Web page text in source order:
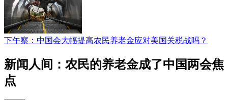
下午察：中国会大幅提高农民养老金应对美国关税战吗？
新闻人间：农民的养老金成了中国两会焦
点